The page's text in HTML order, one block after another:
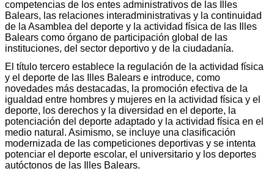
competencias de los entes administrativos de las Illes
Balears, las relaciones interadministrativas y la continuidad
de la Asamblea del deporte y la actividad física de las Illes
Balears como órgano de participación global de las
instituciones, del sector deportivo y de la ciudadanía.
El título tercero establece la regulación de la actividad física
y el deporte de las Illes Balears e introduce, como
novedades más destacadas, la promoción efectiva de la
igualdad entre hombres y mujeres en la actividad física y el
deporte, los derechos y la diversidad en el deporte, la
potenciación del deporte adaptado y la actividad física en el
medio natural. Asimismo, se incluye una clasificación
modernizada de las competiciones deportivas y se intenta
potenciar el deporte escolar, el universitario y los deportes
autóctonos de las Illes Balears.